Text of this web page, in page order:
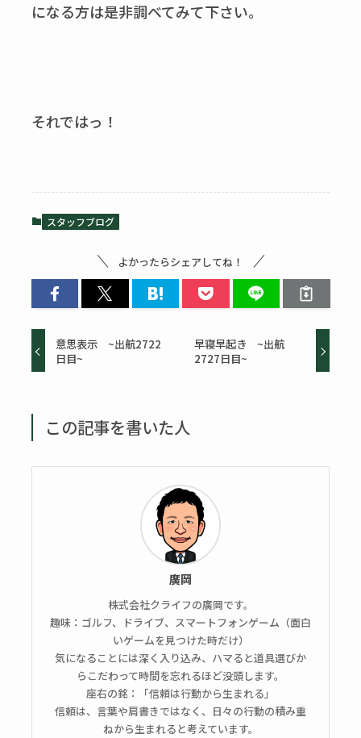
になる方は是非調べてみて下さい。
それではっ！
スタッフブログ
よかったらシェアしてね！
意思表示 ~出航2722
日目~
早寝早起き ~出航
2727日目~
この記事を書いた人
廣岡
株式会社クライフの廣岡です。
趣味：ゴルフ、ドライブ、スマートフォンゲーム（面白
いゲームを見つけた時だけ）
気になることには深く入り込み、ハマると道具選びか
らこだわって時間を忘れるほど没頭します。
座右の銘：「信頼は行動から生まれる」
信頼は、言葉や肩書きではなく、日々の行動の積み重
ねから生まれると考えています。